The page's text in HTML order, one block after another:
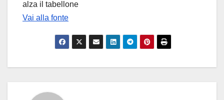
alza il tabellone
Vai alla fonte